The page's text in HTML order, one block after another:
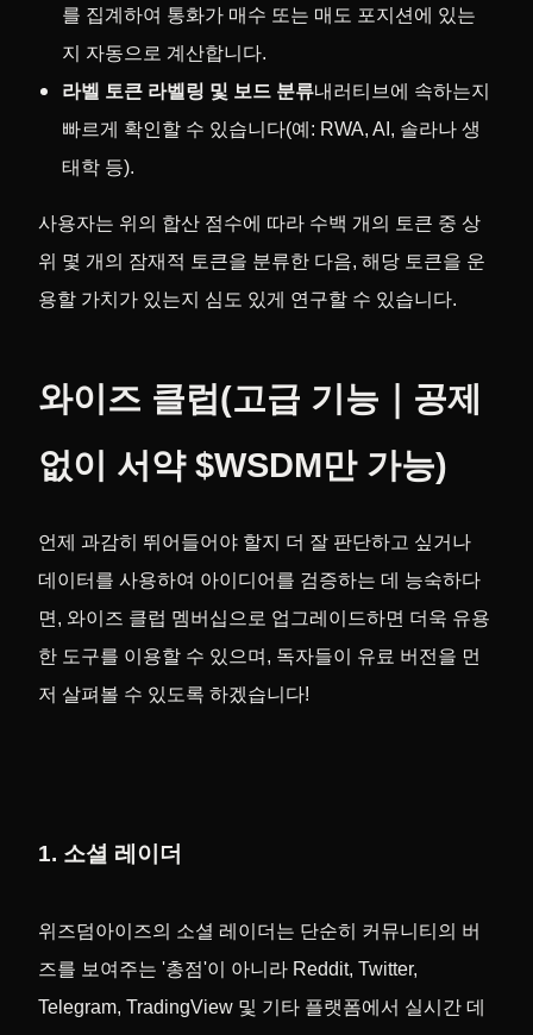
를 집계하여 통화가 매수 또는 매도 포지션에 있는
지 자동으로 계산합니다.
라벨 토큰 라벨링 및 보드 분류내러티브에 속하는지
빠르게 확인할 수 있습니다(예: RWA, AI, 솔라나 생
태학 등).
사용자는 위의 합산 점수에 따라 수백 개의 토큰 중 상
위 몇 개의 잠재적 토큰을 분류한 다음, 해당 토큰을 운
용할 가치가 있는지 심도 있게 연구할 수 있습니다.
와이즈 클럽(고급 기능｜공제
없이 서약 $WSDM만 가능)
언제 과감히 뛰어들어야 할지 더 잘 판단하고 싶거나
데이터를 사용하여 아이디어를 검증하는 데 능숙하다
면, 와이즈 클럽 멤버십으로 업그레이드하면 더욱 유용
한 도구를 이용할 수 있으며, 독자들이 유료 버전을 먼
저 살펴볼 수 있도록 하겠습니다!
1. 소셜 레이더
위즈덤아이즈의 소셜 레이더는 단순히 커뮤니티의 버
즈를 보여주는 '총점'이 아니라 Reddit, Twitter,
Telegram, TradingView 및 기타 플랫폼에서 실시간 데